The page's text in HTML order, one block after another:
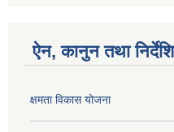
ऐन, कानुन तथा
क्षमता विकास योजना